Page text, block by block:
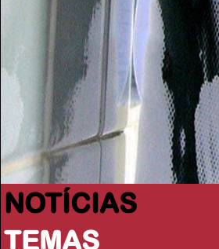
NOTÍCIAS
TEMAS